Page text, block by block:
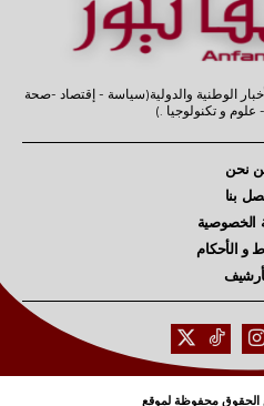
الوطنية والدولية(سياسة - إقتصاد -صحة
و تكنولوجيا .)
نحن
بنا
الخصوصية
و الأحكام